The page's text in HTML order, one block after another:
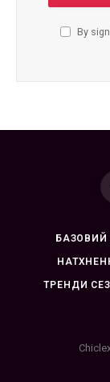
By
БАЗОВИЙ
ТРЕНДИ